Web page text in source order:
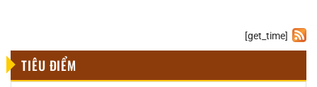
[get_time]
TIÊU ĐIỂM